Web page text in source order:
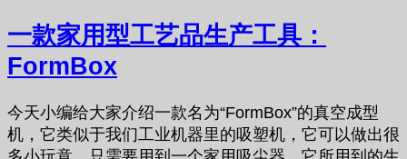
一款家用型工艺品生产工具：
FormBox
今天小编给大家介绍一款名为“FormBox”的真空成型
机，它类似于我们工业机器里的吸塑机，它可以做出很